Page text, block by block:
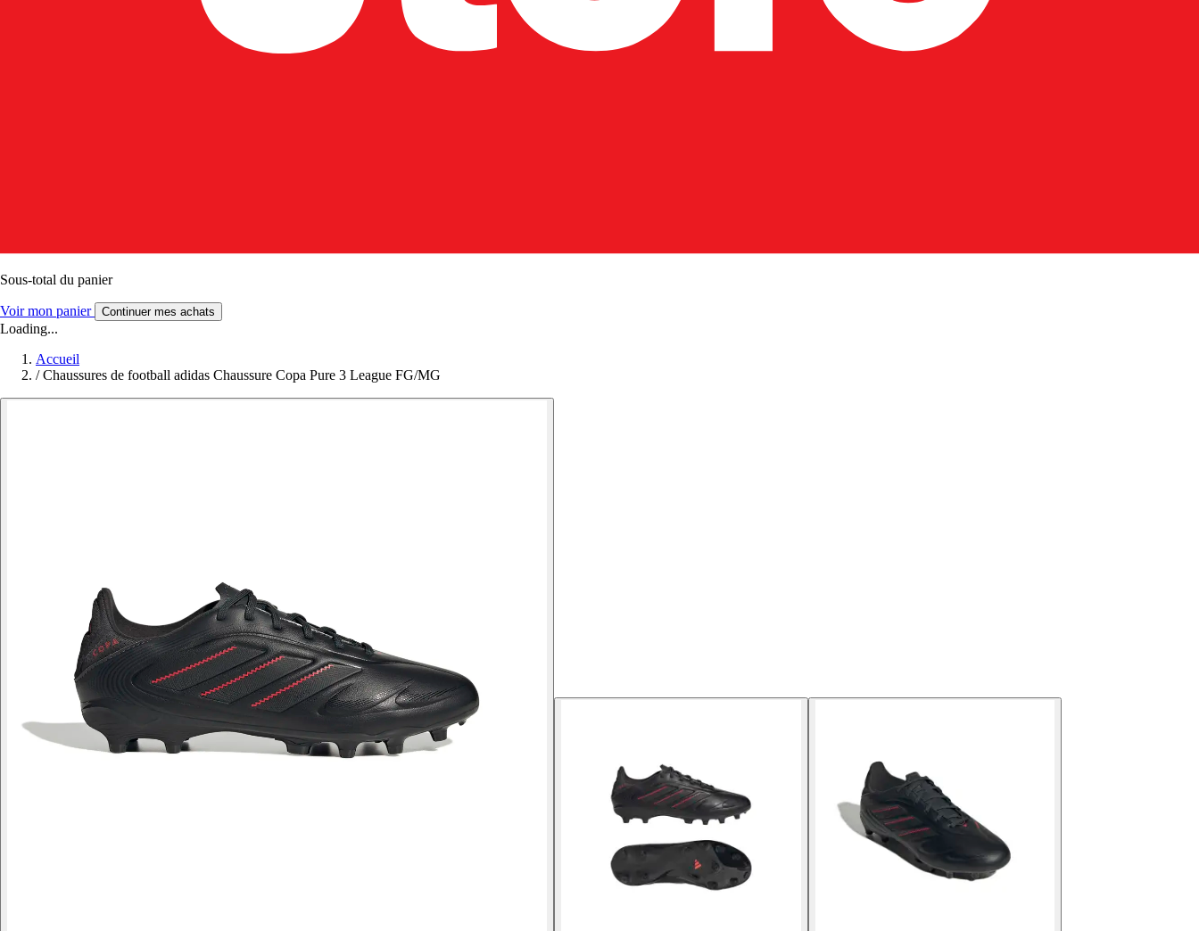
Sous-total du panier
Voir mon panier Continuer mes achats
Loading...
Accueil
/ Chaussures de football adidas Chaussure Copa Pure 3 League FG/MG